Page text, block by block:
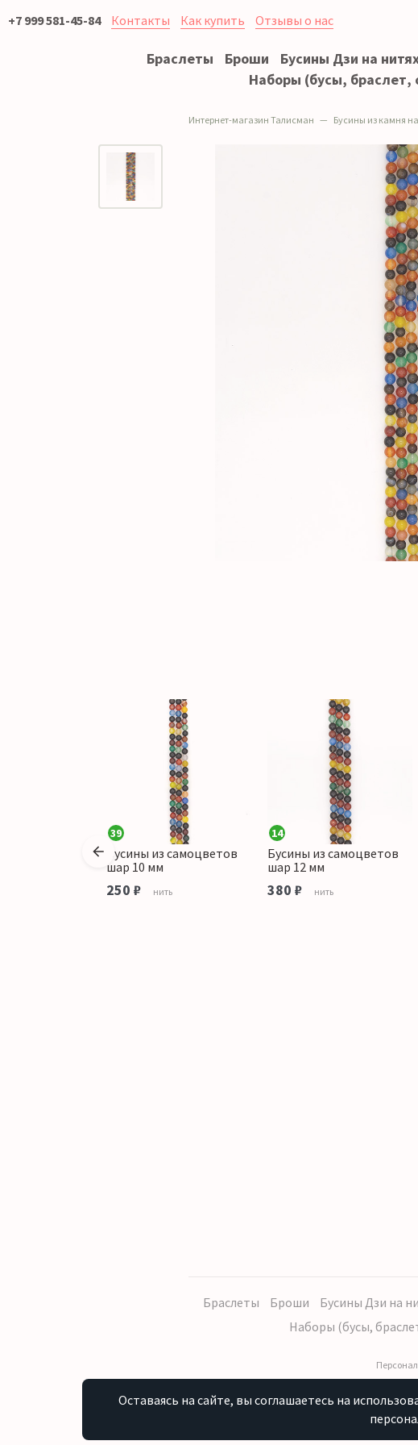
+7 999 581-45-84 Контакты Как купить Отзывы о нас
Браслеты Броши Бусины Дзи на
Наборы (бусы, браслет,
Интернет-магазин Талисман Бусины из камня
39
Бусины из самоцветов
шар 10 мм
250 ₽ нить
14
Бусины из самоцветов
шар 12 мм
380 ₽ нить
Браслеты Броши Бусины Дзи на
Наборы (бусы,
Оставаясь на сайте, вы соглашаетесь на